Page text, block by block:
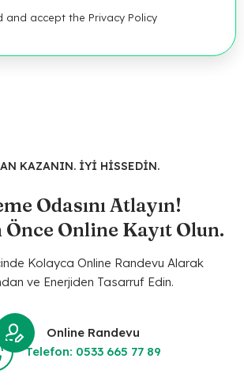
and accept the Privacy Policy
KAZANIN. İYİ HİSSEDİN.
Odasını Atlayın!
Önce Online Kayıt Olun.
Kolayca Online Randevu Alarak
ve Enerjiden Tasarruf Edin.
Online Randevu
Telefon: 0533 665 77 89